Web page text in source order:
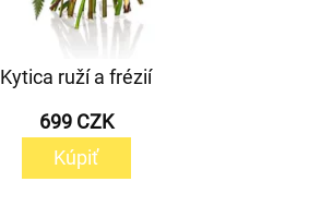
Kytica ruží a frézií
699 CZK
Kúpiť